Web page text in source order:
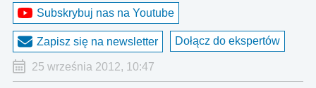
Subskrybuj nas na Youtube
Zapisz się na newsletter Dołącz do ekspertów
25 września 2012, 10:47